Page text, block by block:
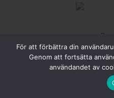
För att förbättra din
Genom att fortsätta
användandet av